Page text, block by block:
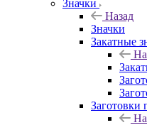
Значки
Назад
Значки
Закатные
Заготовки